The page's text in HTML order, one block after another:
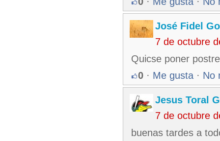
José Fidel
7 de octubre
Quicse poner
0 · Me gusta · No
Jesus Toral
7 de octubre
buenas tardes a